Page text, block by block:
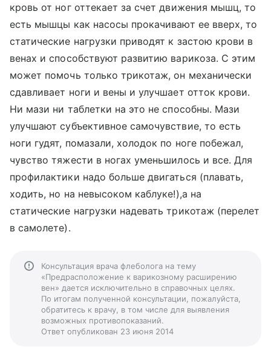
кровь от ног оттекает за счет движения мышц, то
есть мышцы как насосы прокачивают ее вверх, то
статические нагрузки приводят к застою крови в
венах и способствуют развитию варикоза. С этим
может помочь только трикотаж, он механически
сдавливает ноги и вены и улучшает отток крови.
Ни мази ни таблетки на это не способны. Мази
улучшают субъективное самочувствие, то есть
ноги гудят, помазали, холодок по ноге побежал,
чувство тяжести в ногах уменьшилось и все. Для
профилактики надо больше двигаться (плавать,
ходить, но на невысоком каблуке!),а на
статические нагрузки надевать трикотаж (перелет
в самолете).
Консультация врача флеболога на тему
«Предрасположение к варикозному расширению
вен» дается исключительно в справочных целях.
По итогам полученной консультации, пожалуйста,
обратитесь к врачу, в том числе для выявления
возможных противопоказаний.
Ответ опубликован 23 июня 2014